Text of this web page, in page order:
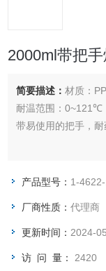
2000ml带把
简要描述：材质：
耐温范围：0~121℃
带易使用的把手，
产品型号： 1-
厂商性质：代理商
更新时间： 2024-
访 问 量： 2420